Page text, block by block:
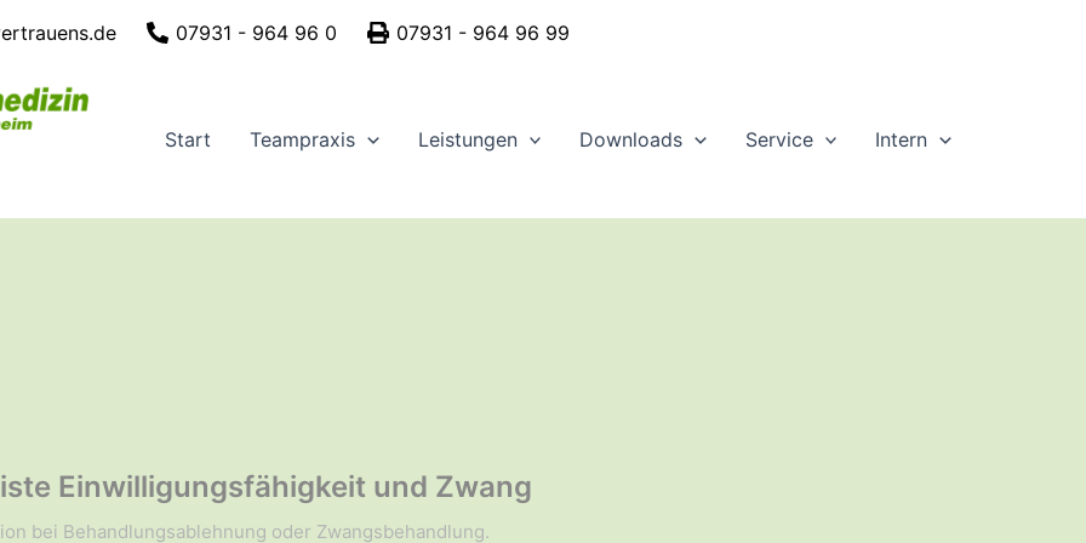
07931 - 964 96 0 07931 - 964 96 99
Start Teampraxis Leistungen Downloads Service Intern
Einwilligungsfähigkeit und Zwang
bei Behandlungsablehnung oder Zwangsbehandlung.